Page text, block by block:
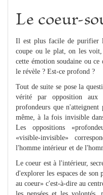
Le coeur-
Il est plus facile de purifier
coupe ou le plat, on les
cette émotion soudaine ou
le révèle ? Est-ce profond ?
Tout de suite se pose la
vérité par opposition
profondeurs que n'atteignent
même, à la fois invisible
Les oppositions
«visible-invisible»
l'homme intérieur et de
Le coeur est à l'intérieur,
d'explorer les espaces de
au coeur» c'est-à-dire au